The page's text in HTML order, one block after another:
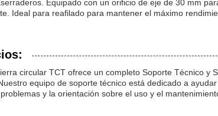
Equipado con un orificio de eje de 30 mm
Ideal para reafilado para mantener el máximo
circular TCT ofrece un completo Soporte Técnico y
equipo de soporte técnico está dedicado a
y la orientación sobre el uso y el